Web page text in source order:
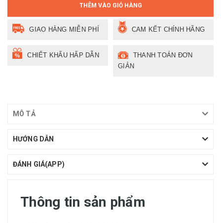
THÊM VÀO GIỎ HÀNG
GIAO HÀNG MIỄN PHÍ CAM KẾT CHÍNH HÃNG
CHIẾT KHẤU HẤP DẪN
THANH TOÁN ĐƠN
GIẢN
MÔ TẢ
HƯỚNG DẪN
ĐÁNH GIÁ(APP)
Thông tin sản phẩm